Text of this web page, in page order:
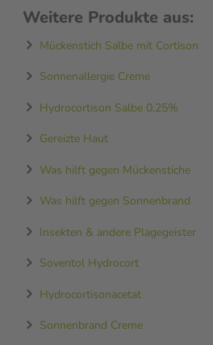
Weitere Produkte aus:
Mückenstich Salbe mit Cortison
Sonnenallergie Creme
Hydrocortison Salbe 0,25%
Gereizte Haut
Was hilft gegen Mückenstiche
Was hilft gegen Sonnenbrand
Insekten & andere Plagegeister
Soventol Hydrocort
Hydrocortisonacetat
Sonnenbrand Creme